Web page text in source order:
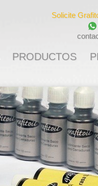
Solicite
PRODUCTOS